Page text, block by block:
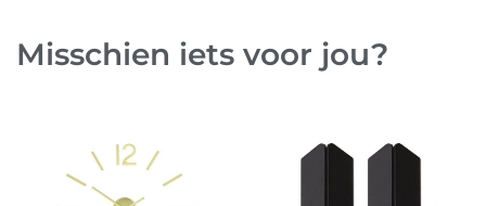
Misschien iets voor jou?